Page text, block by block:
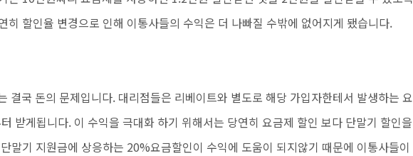
히 할인율 변경으로 인해 이통사들의 수익은 더 나빠질 수밖에 없어지게 됐습니다.
결국 돈의 문제입니다. 대리점들은 리베이트와 별도로 해당 가입자한테서 발생하는 요
받게됩니다. 이 수익을 극대화 하기 위해서는 당연히 요금제 할인 보다 단말기 할인을
말기 지원금에 상응하는 20%요금할인이 수익에 도움이 되지않기 때문에 이통사들이